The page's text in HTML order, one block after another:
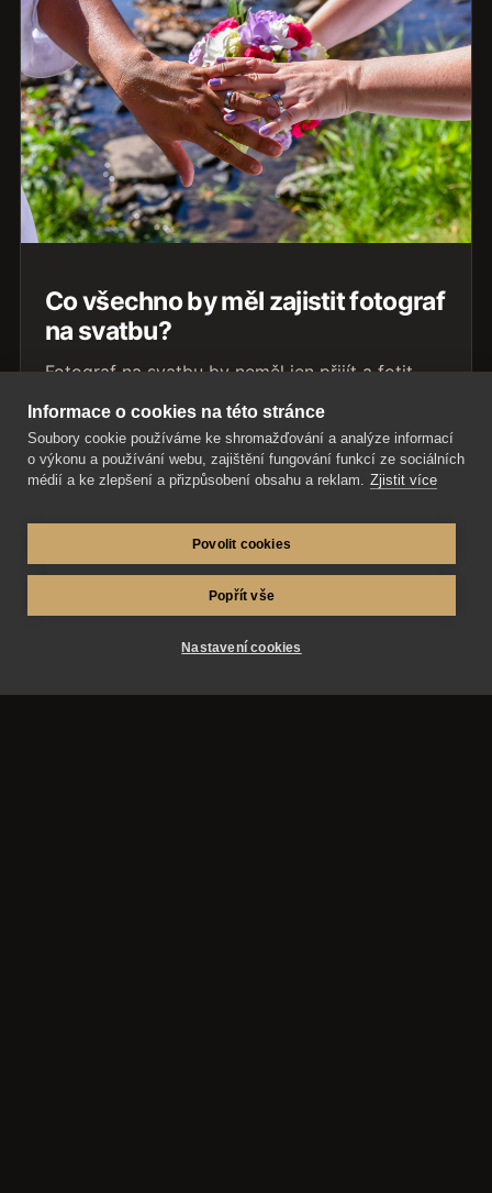
Co všechno by měl zajistit fotograf
na svatbu?
Fotograf na svatbu by neměl jen přijít a fotit.
Zjistěte, co všechno má dobrý svatební
fotograf řešit předem, během dne i po svatbě.
Přečíst článek
Informace o cookies na této stránce
Soubory cookie používáme ke shromažďování a analýze informací
o výkonu a používání webu, zajištění fungování funkcí ze sociálních
médií a ke zlepšení a přizpůsobení obsahu a reklam. Zjistit více
Povolit cookies
Popřít vše
Nastavení cookies